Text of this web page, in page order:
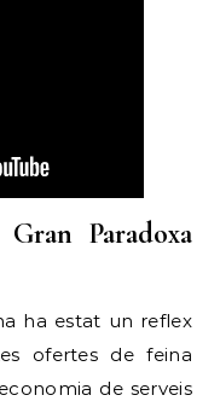
Paradoxa
ha estat un reflex
ofertes de feina
de serveis